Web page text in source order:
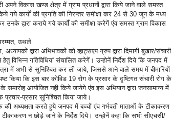
विकास खण्ड क्षेत्र में ग्राम प्रधानों द्वारा किये जाने वाले समस्त
किये गये कार्यों की प्रगति की निरन्तर समीक्षा कर 24 से 30 जून के मध्य
द्वारा कराये गये कार्यों की समीक्षा करेगें एंव समस्त ग्राम विकास
उथले
द्वारा अभिभावकों को व्हाट्सएप ग्रुप द्वारा दिमागी बुखार/संचारी
विभिन्न गतिविधियां संचालित करेगें। उन्होनें निर्देश दिये कि जनपद में
में अभी से सुनिश्चित कर ली जाये, जिससे आने वाले समय में बीमारियों
किया कि इस बार कोविड 19 रोग के प्रसार के दृष्टिगत संचारी रोग के
आयोजित नही किये जायेगे एंव इस अभियान द्वारा जनसामान्य में
प्रसार सुनिश्चित किया जाये।
की अध्यक्षता करते हुये जनपद में बच्चों एंव गर्भवती माताओं के टीकाकरण
टीकाकरण न छोड़े जाने के निर्देश दिये। उन्होनें कहा कि सभी सीएचसी/